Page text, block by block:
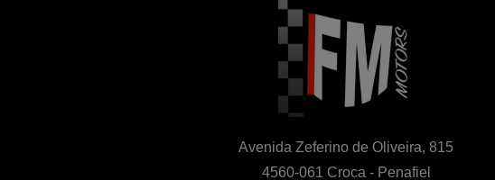
Avenida Zeferino de Oliveira, 815
4560-061 Croca - Penafiel